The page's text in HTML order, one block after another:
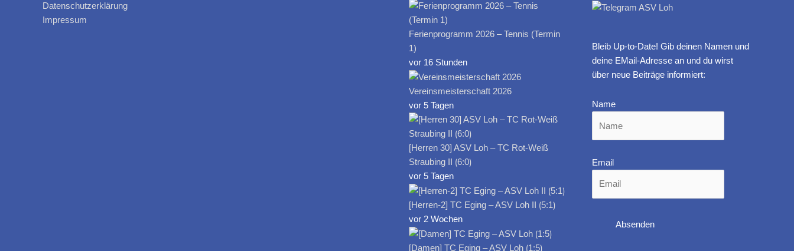
Datenschutzerklärung
Impressum
Ferienprogramm 2026 – Tennis (Termin
1)
vor 16 Stunden
Vereinsmeisterschaft 2026
vor 5 Tagen
[Herren 30] ASV Loh – TC Rot-Weiß
Straubing II ⟮6:0⟯
vor 5 Tagen
[Herren-2] TC Eging – ASV Loh II ⟮5:1⟯
vor 2 Wochen
[Damen] TC Eging – ASV Loh ⟮1:5⟯
Bleib Up-to-Date! Gib deinen Namen und
deine EMail-Adresse an und du wirst
über neue Beiträge informiert:
Name
Email